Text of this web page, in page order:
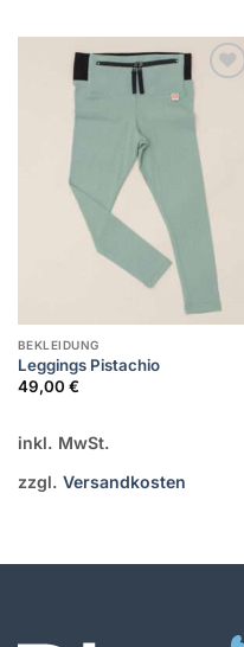
Wunschliste
BEKLEIDUNG
Leggings Pistachio
49,00 €
inkl. MwSt.
zzgl. Versandkosten